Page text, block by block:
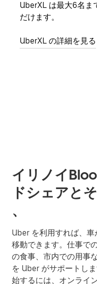
UberXL は最大6名ま
だけます。
UberXL の詳細を見る
イリノイ
ドシェアと
、
Uber を利用すれば、
移動できます。仕事で
の食事、市内での用事
を Uber がサポートし
始するには、オンライ